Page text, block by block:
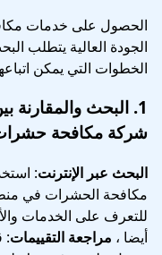
الحصول على خدمات
الجودة العالية يتطلب
الخطوات التي يمكن
1. البحث والمقارنة
شركة مكافحة حشرات
البحث عبر الإنترنت:
مكافحة الحشرات في
للتعرف على الخدمات
أيضا ، مراجعة التقييمات: